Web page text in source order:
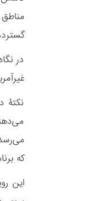
در
نکتۀ
که